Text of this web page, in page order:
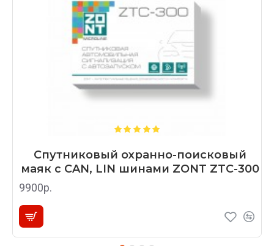
Спутниковый охранно-поисковый
маяк с CAN, LIN шинами ZONT ZTC-300
9900р.